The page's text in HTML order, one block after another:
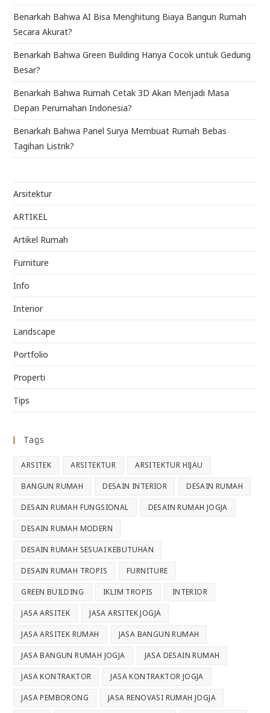
Benarkah Bahwa AI Bisa Menghitung Biaya Bangun Rumah
Secara Akurat?
Benarkah Bahwa Green Building Hanya Cocok untuk Gedung
Besar?
Benarkah Bahwa Rumah Cetak 3D Akan Menjadi Masa
Depan Perumahan Indonesia?
Benarkah Bahwa Panel Surya Membuat Rumah Bebas
Tagihan Listrik?
Arsitektur
ARTIKEL
Artikel Rumah
Furniture
Info
Interior
Landscape
Portfolio
Properti
Tips
Tags
ARSITEK ARSITEKTUR ARSITEKTUR HIJAU
BANGUN RUMAH DESAIN INTERIOR DESAIN RUMAH
DESAIN RUMAH FUNGSIONAL DESAIN RUMAH JOGJA
DESAIN RUMAH MODERN
DESAIN RUMAH SESUAI KEBUTUHAN
DESAIN RUMAH TROPIS FURNITURE
GREEN BUILDING IKLIM TROPIS INTERIOR
JASA ARSITEK JASA ARSITEK JOGJA
JASA ARSITEK RUMAH JASA BANGUN RUMAH
JASA BANGUN RUMAH JOGJA JASA DESAIN RUMAH
JASA KONTRAKTOR JASA KONTRAKTOR JOGJA
JASA PEMBORONG JASA RENOVASI RUMAH JOGJA